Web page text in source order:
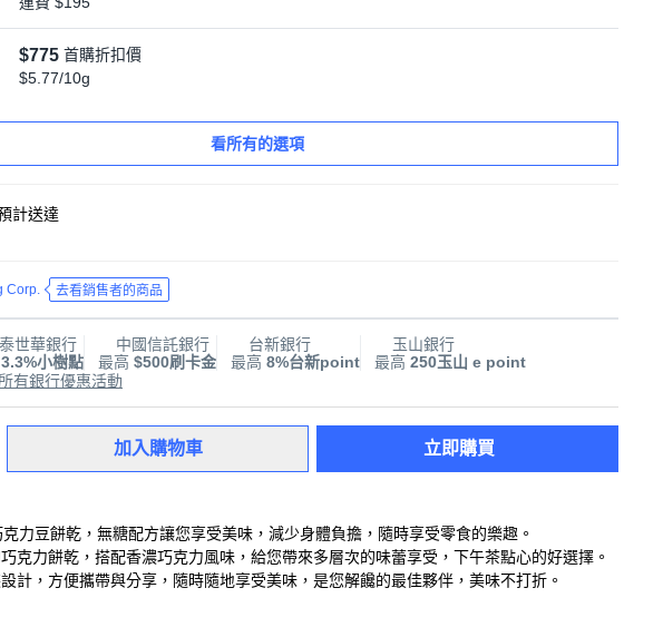
$775 首購折扣價
$5.77/10g
看所有的選項
計送達
Corp. 去看銷售者的商品
世華銀行
3.3%小樹點
中國信託銀行
最高 $500刷卡金
台新銀行
最高 8%台新point
玉山銀行
最高 250玉山 e point
有銀行優惠活動
加入購物車 立即購買
力豆餅乾，無糖配方讓您享受美味，減少身體負擔，隨時享受零食的樂趣。
克力餅乾，搭配香濃巧克力風味，給您帶來多層次的味蕾享受，下午茶點心的好選擇。
計，方便攜帶與分享，隨時隨地享受美味，是您解饞的最佳夥伴，美味不打折。